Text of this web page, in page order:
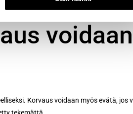
Korvaus voidaan myös evätä, jos